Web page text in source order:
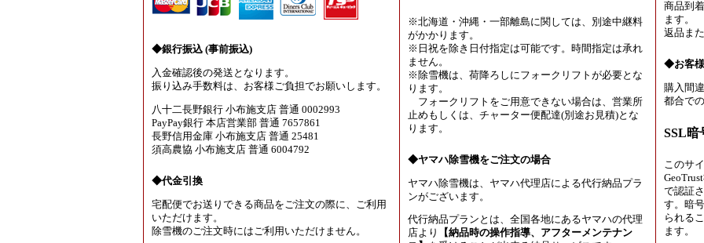
◆銀行振込 (事前振込)
入金確認後の発送となります。
振り込み手数料は、お客様ご負担でお願いします。
八十二長野銀行 小布施支店 普通 0002993
PayPay銀行 本店営業部 普通 7657861
長野信用金庫 小布施支店 普通 25481
須高農協 小布施支店 普通 6004792
◆代金引換
宅配便でお送りできる商品をご注文の際に、ご利用
いただけます。
除雪機のご注文時にはご利用いただけません。
※北海道・沖縄・一部離島に関しては、別途中継料
がかかります。
※日祝を除き日付指定は可能です。時間指定は承れ
ません。
※除雪機は、荷降ろしにフォークリフトが必要とな
ります。
フォークリフトをご用意できない場合は、営業所
止めもしくは、チャーター便配達(別途お見積)とな
ります。
◆ヤマハ除雪機をご注文の場合
ヤマハ除雪機は、ヤマハ代理店による代行納品プラ
ンがございます。
代行納品プランとは、全国各地にあるヤマハの代理
店より
【納品時の操作指導、アフターメンテナン
商品到
ます。
返品ま
◆お客様
購入間
都合で
SSL暗
このサ
で認証
す。暗
られる
ます。